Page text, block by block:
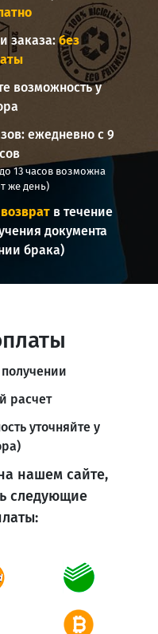
заказа:без
возможность у
ежедневно с 9
13 часов возможна
же день)
в течение
документа
брака)
расчет
уточняйте у
нашем сайте,
следующие